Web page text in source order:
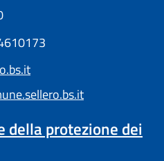
della protezione dei